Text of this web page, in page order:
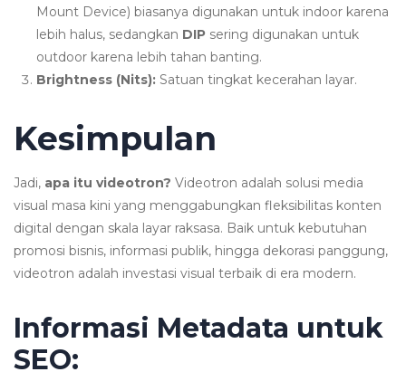
Mount Device) biasanya digunakan untuk indoor karena
lebih halus, sedangkan DIP sering digunakan untuk
outdoor karena lebih tahan banting.
Brightness (Nits): Satuan tingkat kecerahan layar.
Kesimpulan
Jadi, apa itu videotron? Videotron adalah solusi media
visual masa kini yang menggabungkan fleksibilitas konten
digital dengan skala layar raksasa. Baik untuk kebutuhan
promosi bisnis, informasi publik, hingga dekorasi panggung,
videotron adalah investasi visual terbaik di era modern.
Informasi Metadata untuk
SEO: